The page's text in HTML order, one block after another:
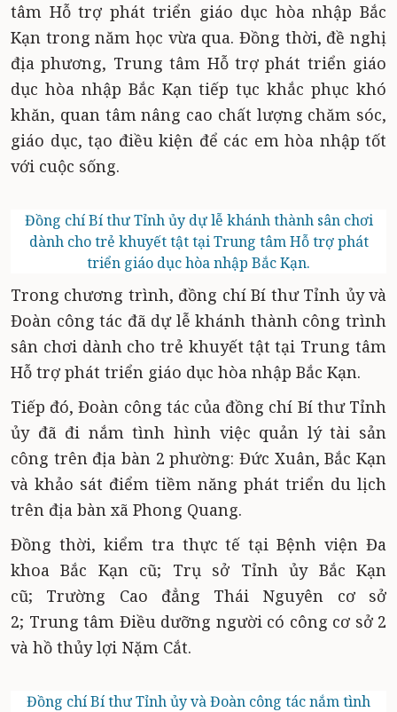
tâm Hỗ trợ phát triển giáo dục hòa nhập Bắc
Kạn trong năm học vừa qua. Đồng thời, đề nghị
địa phương, Trung tâm Hỗ trợ phát triển giáo
dục hòa nhập Bắc Kạntiếp tục khắc phục khó
khăn, quan tâm nâng cao chất lượng chăm sóc,
giáo dục, tạo điều kiện để các em hòa nhập tốt
với cuộc sống.
Đồng chí Bí thư Tỉnh ủy dự lễ khánh thành sân chơi
dành cho trẻ khuyết tật tại Trung tâm Hỗ trợ phát
triển giáo dục hòa nhập Bắc Kạn.
Trong chương trình, đồng chí Bí thư Tỉnh ủy và
Đoàn công tác đã dự lễ khánh thành công trình
sân chơi dành cho trẻ khuyết tật tại Trung tâm
Hỗ trợ phát triển giáo dục hòa nhập Bắc Kạn.
Tiếp đó, Đoàn công tác của đồng chí Bí thư Tỉnh
ủy đã đi nắm tình hình việc quản lý tài sản
công trên địa bàn 2 phường: Đức Xuân, Bắc Kạn
và khảo sát điểm tiềm năng phát triển du lịch
trên địa bàn xã Phong Quang.
Đồng thời, kiểm tra thực tế tại Bệnh viện Đa
khoa Bắc Kạn cũ; Trụ sở Tỉnh ủy Bắc Kạn
cũ; Trường Cao đẳng Thái Nguyên cơ sở
2; Trung tâm Điều dưỡng người có công cơ sở 2
và hồ thủy lợi Nặm Cắt.
Đồng chí Bí thư Tỉnh ủy và Đoàn công tác nắm tình